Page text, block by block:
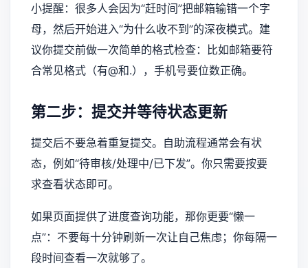
小提醒：很多人会因为“赶时间”把邮箱输错一个字
母，然后开始进入“为什么收不到”的深夜模式。建
议你提交前做一次简单的格式检查：比如邮箱要符
合常见格式（有@和.），手机号要位数正确。
第二步：提交并等待状态更新
提交后不要急着重复提交。自助流程通常会有状
态，例如“待审核/处理中/已下发”。你只需要按要
求查看状态即可。
如果页面提供了进度查询功能，那你更要“懒一
点”：不要每十分钟刷新一次让自己焦虑；你每隔一
段时间查看一次就够了。